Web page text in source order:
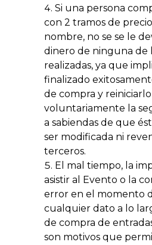
Si una persona
con 2 tramos de
nombre, no se se le
dinero de ninguna de
realizadas, ya que
finalizado
de compra y
voluntariamente la
a sabiendas de que
ser modificada ni
terceros.
El mal tiempo, la
asistir al Evento o la
error en el momento
cualquier dato a lo
de compra de
son motivos que